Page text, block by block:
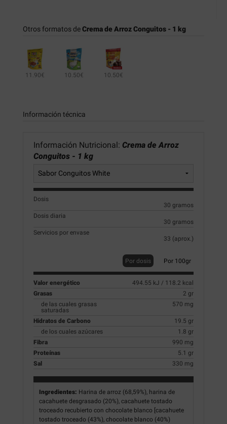
Otros formatos deCrema de Arroz Conguitos - 1 kg
11.90€ 10.50€ 10.50€
Información técnica
Información Nutricional: Crema de Arroz
Conguitos - 1 kg
Dosis
30 gramos
Dosis diaria
30 gramos
Servicios por envase
33 (aprox.)
Por dosis Por 100gr
Valor energético
494.55 kJ / 118.2 kcal
Grasas
2 gr
de las cuales grasas
saturadas
570 mg
Hidratos de Carbono
19.5 gr
de los cuales azúcares
1.8 gr
Fibra
990 mg
Proteínas
5.1 gr
Sal
330 mg
Ingredientes: Harina de arroz (68,59%), harina de
cacahuete desgrasado (20%), cacahuete tostado
troceado recubierto con chocolate blanco [cacahuete
tostado troceado (43%), chocolate blanco (40%)